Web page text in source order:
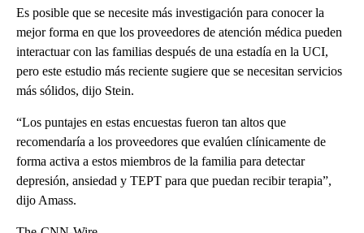
Es posible que se necesite más investigación para conocer la
mejor forma en que los proveedores de atención médica pueden
interactuar con las familias después de una estadía en la UCI,
pero este estudio más reciente sugiere que se necesitan servicios
más sólidos, dijo Stein.
“Los puntajes en estas encuestas fueron tan altos que
recomendaría a los proveedores que evalúen clínicamente de
forma activa a estos miembros de la familia para detectar
depresión, ansiedad y TEPT para que puedan recibir terapia”,
dijo Amass.